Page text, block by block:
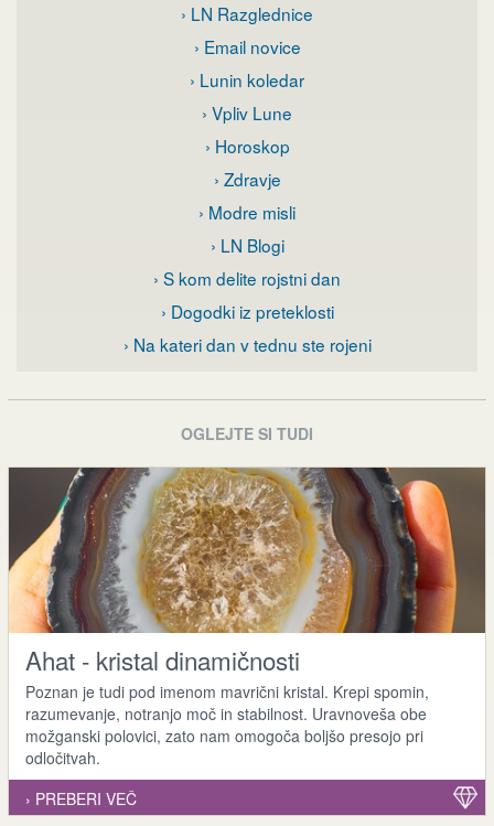
› LN Razglednice
› Email novice
› Lunin koledar
› Vpliv Lune
› Horoskop
› Zdravje
› Modre misli
› LN Blogi
› S kom delite rojstni dan
› Dogodki iz preteklosti
› Na kateri dan v tednu ste rojeni
OGLEJTE SI TUDI
Ahat - kristal dinamičnosti
Poznan je tudi pod imenom mavrični kristal. Krepi spomin,
razumevanje, notranjo moč in stabilnost. Uravnoveša obe
možganski polovici, zato nam omogoča boljšo presojo pri
odločitvah.
› PREBERI VEČ